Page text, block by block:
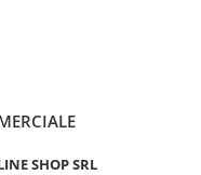
SHOP SRL